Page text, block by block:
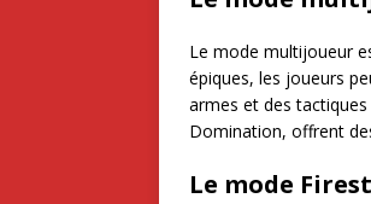
Le mode multijoueur
épiques, les joueurs
armes et des
Domination, offrent
Le mode